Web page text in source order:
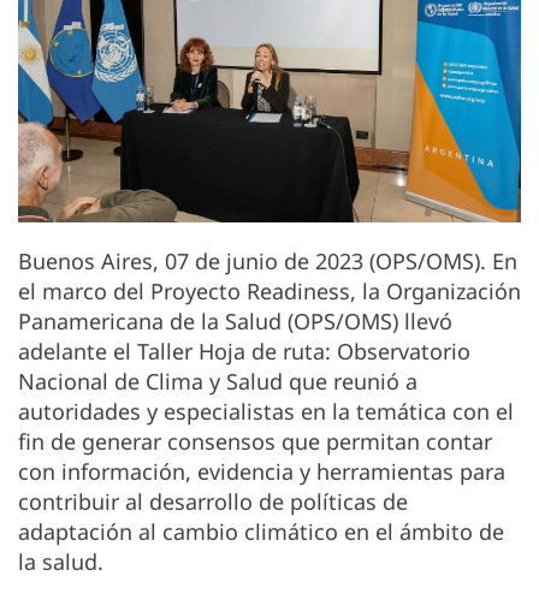
Buenos Aires, 07 de junio de 2023 (OPS/OMS). En
el marco del Proyecto Readiness, la Organización
Panamericana de la Salud (OPS/OMS) llevó
adelante el Taller Hoja de ruta: Observatorio
Nacional de Clima y Salud que reunió a
autoridades y especialistas en la temática con el
fin de generar consensos que permitan contar
con información, evidencia y herramientas para
contribuir al desarrollo de políticas de
adaptación al cambio climático en el ámbito de
la salud.